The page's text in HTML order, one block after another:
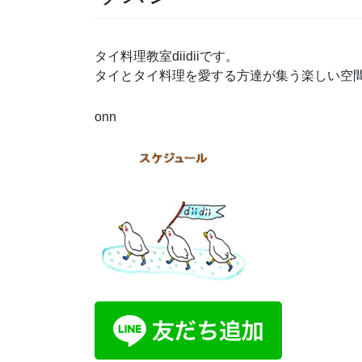
タイ料理教室diidiiです。
タイとタイ料理を愛する方達が集う楽しい空
onn